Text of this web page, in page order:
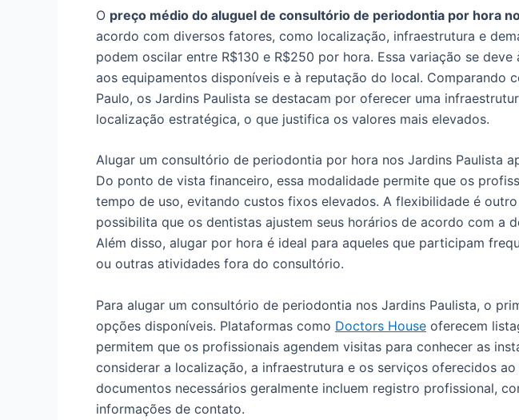
O preço médio do aluguel de consultório de periodontia por hora
acordo com diversos fatores, como localização, infraestrutura e
podem oscilar entre R$130 e R$250 por hora. Essa variação se
aos equipamentos disponíveis e à reputação do local. Comparando
Paulo, os Jardins Paulista se destacam por oferecer uma
localização estratégica, o que justifica os valores mais elevados.
Alugar um consultório de periodontia por hora nos Jardins Paulista
Do ponto de vista financeiro, essa modalidade permite que os
tempo de uso, evitando custos fixos elevados. A flexibilidade é
possibilita que os dentistas ajustem seus horários de acordo com a
Além disso, alugar por hora é ideal para aqueles que participam
ou outras atividades fora do consultório.
Para alugar um consultório de periodontia nos Jardins Paulista, o
opções disponíveis. Plataformas como Doctors House oferecem
permitem que os profissionais agendem visitas para conhecer as
considerar a localização, a infraestrutura e os serviços oferecidos
documentos necessários geralmente incluem registro profissional,
informações de contato.